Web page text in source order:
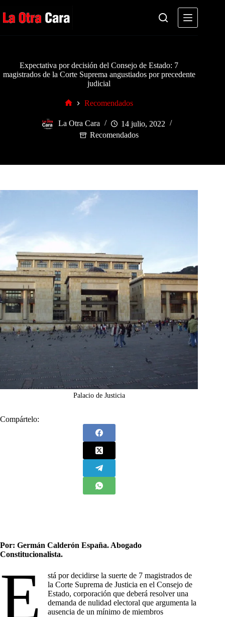
al
contenido
Expectativa por decisión del Consejo de Estado: 7
magistrados de la Corte Suprema angustiados por precedente
judicial
Recomendados
La Otra Cara
14 julio, 2022
Recomendados
Palacio de Justicia
Compártelo:
Por: Germán Calderón España. Abogado
Constitucionalista.
E
stá por decidirse la suerte de 7 magistrados de
la Corte Suprema de Justicia en el Consejo de
Estado, corporación que deberá resolver una
demanda de nulidad electoral que argumenta la
ausencia de un mínimo de miembros